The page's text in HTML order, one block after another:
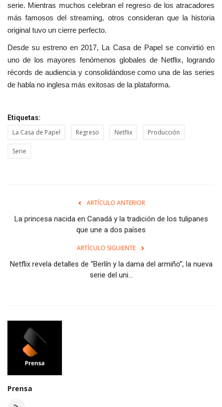
serie. Mientras muchos celebran el regreso de los atracadores
más famosos del streaming, otros consideran que la historia
original tuvo un cierre perfecto.
Desde su estreno en 2017, La Casa de Papelse convirtió en
uno de los mayores fenómenos globales de Netflix, logrando
récords de audiencia y consolidándose como una de las series
de habla no inglesa más exitosas de la plataforma.
Etiquetas:
La Casa de Papel Regreso Netflix Producción
Serie
ARTÍCULO ANTERIOR
La princesa nacida en Canadá y la tradición de los tulipanes
que une a dos países
ARTÍCULO SIGUIENTE
Netflix revela detalles de “Berlín y la dama del armiño”, la nueva
serie del uni...
Prensa